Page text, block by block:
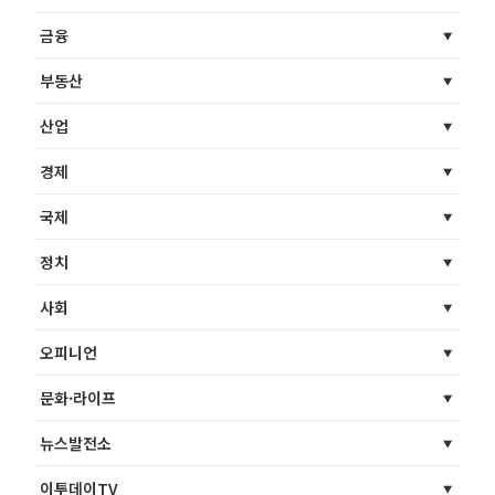
금융
부동산
산업
경제
국제
정치
사회
오피니언
문화·라이프
뉴스발전소
이투데이TV